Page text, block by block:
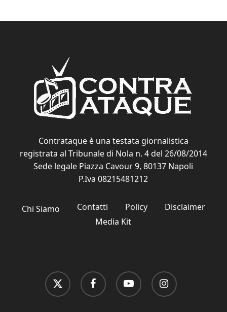
Contrataque è una testata giornalistica
registrata al Tribunale di Nola n. 4 del 26/08/2014
Sede legale Piazza Cavour 9, 80137 Napoli
P.Iva 08215481212
Chi Siamo Contatti Policy
Disclaimer
Media Kit
x-
twitter
facebook youtube instagram